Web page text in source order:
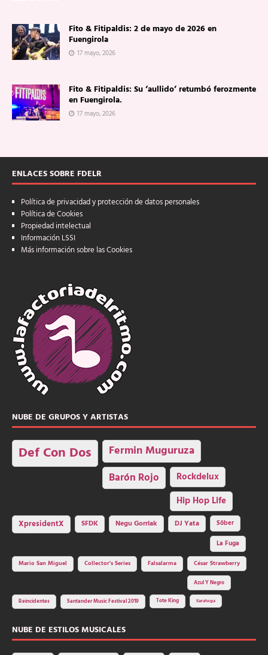
Fito & Fitipaldis: 2 de mayo de 2026 en
Fuengirola
17 mayo, 2026
Fito & Fitipaldis: Su ‘aullido’ retumbó ferozmente
en Fuengirola.
17 mayo, 2026
ENLACES SOBRE FDELR
Política de privacidad y protección de datos personales
Política de Cookies
Propiedad intelectual
Información LSSI
Más información sobre las Cookies
NUBE DE GRUPOS Y ARTISTAS
Def Con Dos Fermin Muguruza
Barón Rojo Rockdelux
Hip Hop Life
XpresidentX SFDK Negu Gorriak DJ Yata
Sôber
La Fuga
Mario San Miguel
Collector's Series Falsalarma César Strawberry
Azul Y Negro
Reincidentes Santander Music Festival 2019 Tote King Saratoga
NUBE DE ESTILOS MUSICALES